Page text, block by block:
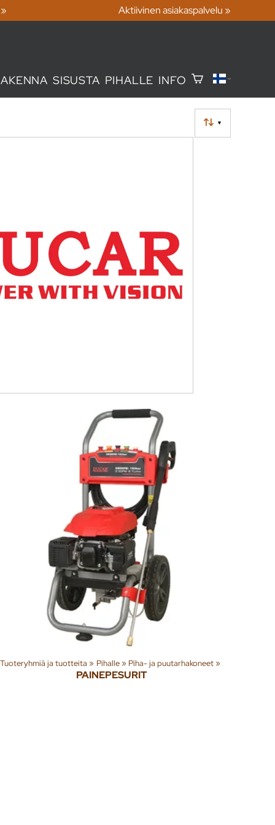
Aktiivinen asiakaspalvelu »
SISUSTA PIHALLE INFO
▼
Tuoteryhmiä ja tuotteita ‪» Pihalle‪» Piha- ja puutarhakoneet‪»
PAINEPESURIT